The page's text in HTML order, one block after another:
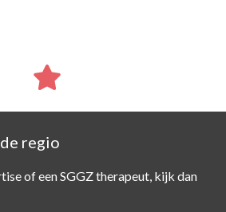
regio
of een SGGZ therapeut, kijk dan